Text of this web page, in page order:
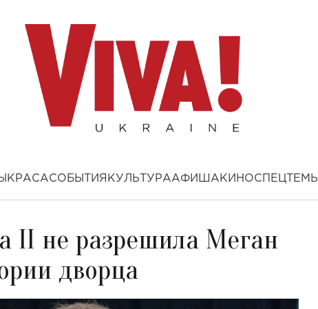
КРАСАСОБЫТИЯ КУЛЬТУРААФИША КИНОСПЕЦТЕМЫ
II не разрешила Меган
дворца